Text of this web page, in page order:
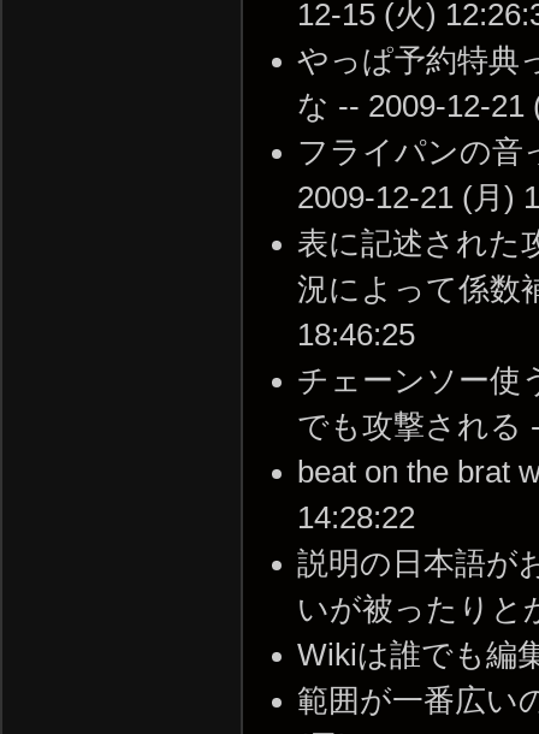
12-15 (火)
やっぱ予約特典
な -- 2009-12-21
フライパンの音
2009-12-21 (月)
表に記述された
況によって係数
18:46:25
チェーンソー使
でも攻撃される
beat on the brat
14:28:22
説明の日本語が
いが被ったりと
Wikiは誰でも編
範囲が一番広い